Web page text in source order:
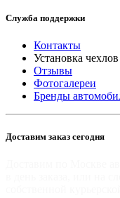
Служба поддержки
Контакты
Установка чехлов
Отзывы
Фотогалереи
Бренды
Доставим заказ сегодня